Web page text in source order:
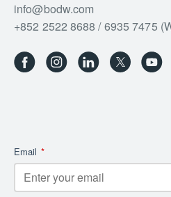
info@bodw.com
+852 2522 8688 / 6935 7475
Email *